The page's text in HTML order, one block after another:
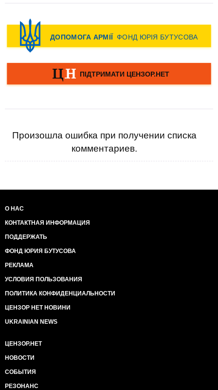
Произошла ошибка при получении списка
комментариев.
О НАС
КОНТАКТНАЯ ИНФОРМАЦИЯ
ПОДДЕРЖАТЬ
ФОНД ЮРИЯ БУТУСОВА
РЕКЛАМА
УСЛОВИЯ ПОЛЬЗОВАНИЯ
ПОЛИТИКА КОНФИДЕНЦИАЛЬНОСТИ
ЦЕНЗОР НЕТ НОВИНИ
UKRAINIAN NEWS
ЦЕНЗОР.НЕТ
НОВОСТИ
СОБЫТИЯ
РЕЗОНАНС